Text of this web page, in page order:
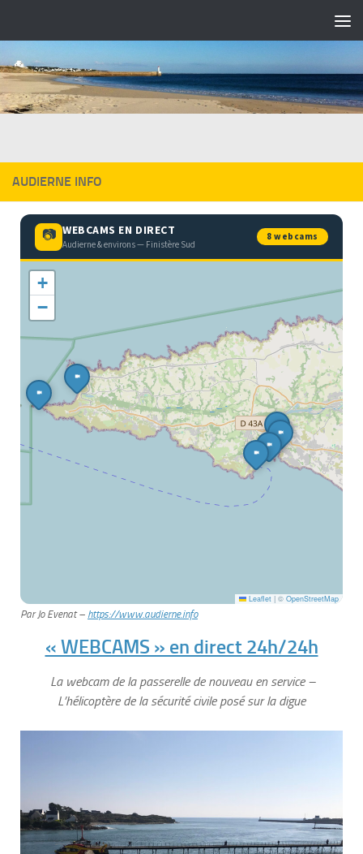
AUDIERNE INFO
Par Jo Evenat – https://www.audierne.info
« WEBCAMS » en direct 24h/24h
La webcam de la passerelle de nouveau en service –
L’hélicoptère de la sécurité civile posé sur la digue